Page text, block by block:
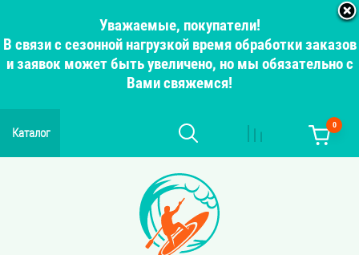
Уважаемые, покупатели!
В связи с сезонной нагрузкой время обработки заказов
и заявок может быть увеличено, но мы обязательно с
Вами свяжемся!
Каталог
0